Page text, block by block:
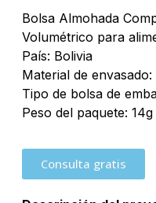
Bolsa Almohada
Volumétrico para
País: Bolivia
Material de
Tipo de bolsa de
Peso del paquete: 14g
Consulta gratis